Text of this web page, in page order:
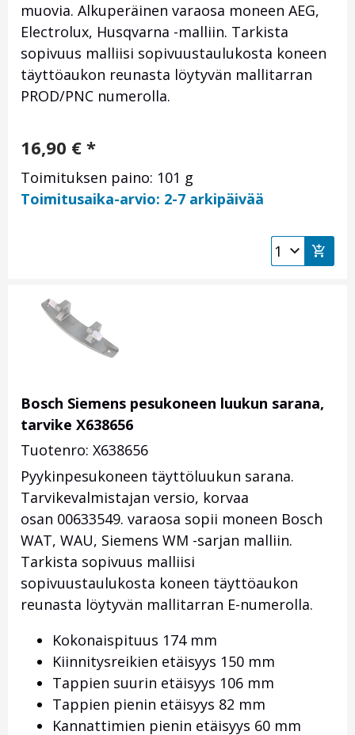
muovia. Alkuperäinen varaosa moneen AEG,
Electrolux, Husqvarna -malliin. Tarkista
sopivuus malliisi sopivuustaulukosta koneen
täyttöaukon reunasta löytyvän mallitarran
PROD/PNC numerolla.
16,90 € *
Toimituksen paino: 101 g
Toimitusaika-arvio: 2-7 arkipäivää
Bosch Siemens pesukoneen luukun sarana,
tarvike X638656
Tuotenro: X638656
Pyykinpesukoneen täyttöluukun sarana.
Tarvikevalmistajan versio, korvaa
osan 00633549. varaosa sopii moneen Bosch
WAT, WAU, Siemens WM -sarjan malliin.
Tarkista sopivuus malliisi
sopivuustaulukosta koneen täyttöaukon
reunasta löytyvän mallitarran E-numerolla.
Kokonaispituus 174 mm
Kiinnitysreikien etäisyys 150 mm
Tappien suurin etäisyys 106 mm
Tappien pienin etäisyys 82 mm
Kannattimien pienin etäisyys 60 mm